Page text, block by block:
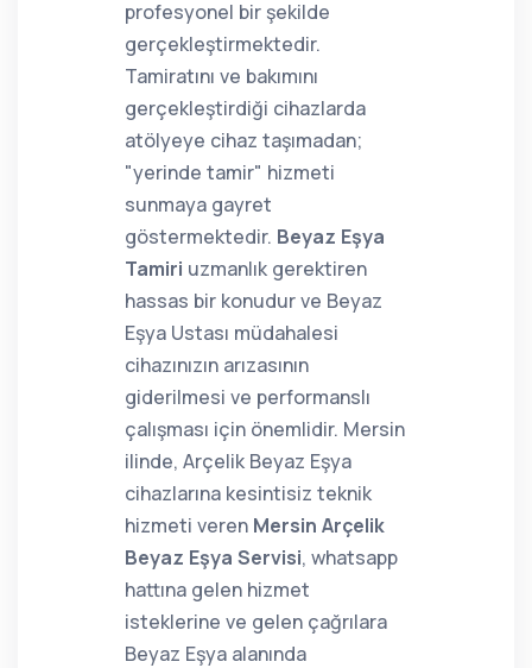
profesyonel bir şekilde
gerçekleştirmektedir.
Tamiratını ve bakımını
gerçekleştirdiği cihazlarda
atölyeye cihaz taşımadan;
"yerinde tamir" hizmeti
sunmaya gayret
göstermektedir. Beyaz Eşya
Tamiri uzmanlık gerektiren
hassas bir konudur ve Beyaz
Eşya Ustası müdahalesi
cihazınızın arızasının
giderilmesi ve performanslı
çalışması için önemlidir. Mersin
ilinde, Arçelik Beyaz Eşya
cihazlarına kesintisiz teknik
hizmeti veren Mersin Arçelik
Beyaz Eşya Servisi, whatsapp
hattına gelen hizmet
isteklerine ve gelen çağrılara
Beyaz Eşya alanında